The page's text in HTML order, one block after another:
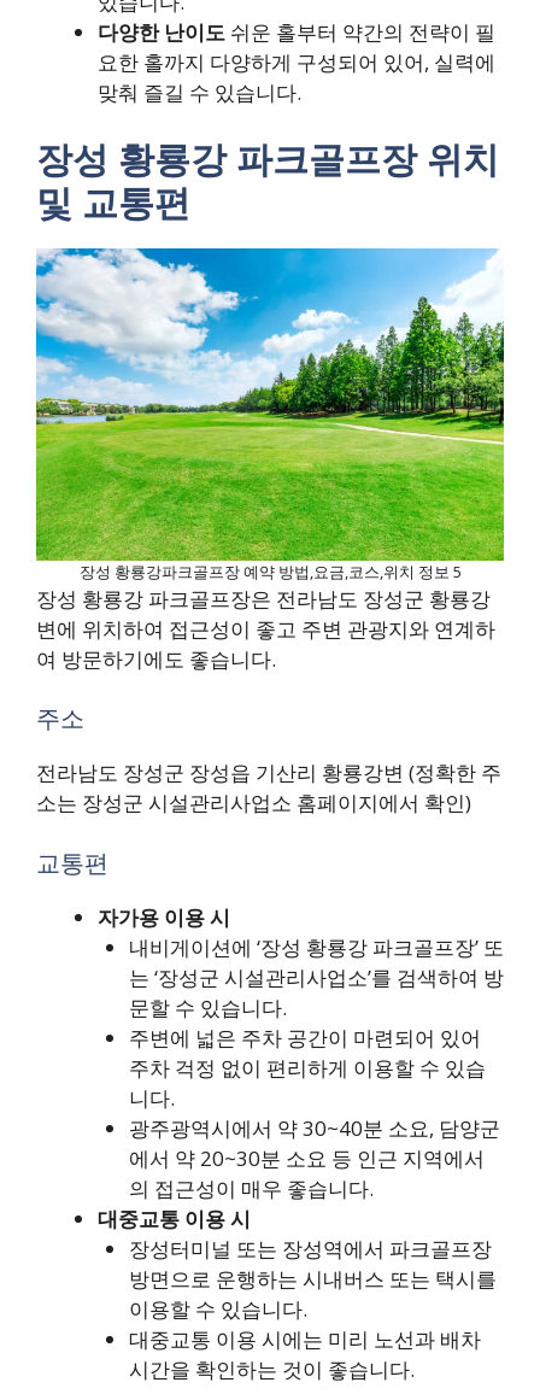
다양한 난이도 쉬운 홀부터 약간의 전략이 필
요한 홀까지 다양하게 구성되어 있어, 실력에
맞춰 즐길 수 있습니다.
장성 황룡강 파크골프장 위치
및 교통편
장성 황룡강파크골프장 예약 방법,요금,코스,위치 정보 5
장성 황룡강 파크골프장은 전라남도 장성군 황룡강
변에 위치하여 접근성이 좋고 주변 관광지와 연계하
여 방문하기에도 좋습니다.
주소
전라남도 장성군 장성읍 기산리 황룡강변 (정확한 주
소는 장성군 시설관리사업소 홈페이지에서 확인)
교통편
자가용 이용 시
내비게이션에 ‘장성 황룡강 파크골프장’ 또
는 ‘장성군 시설관리사업소’를 검색하여 방
문할 수 있습니다.
주변에 넓은 주차 공간이 마련되어 있어
주차 걱정 없이 편리하게 이용할 수 있습
니다.
광주광역시에서 약 30~40분 소요, 담양군
에서 약 20~30분 소요 등 인근 지역에서
의 접근성이 매우 좋습니다.
대중교통 이용 시
장성터미널 또는 장성역에서 파크골프장
방면으로 운행하는 시내버스 또는 택시를
이용할 수 있습니다.
대중교통 이용 시에는 미리 노선과 배차
시간을 확인하는 것이 좋습니다.